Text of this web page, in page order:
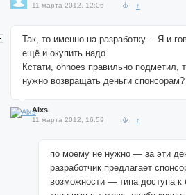
11 марта 2012, 12:06 ↑
Так, то именно на разработку… Я и
ещё и окупить надо.
Кстати, ohnoes правильно подметил,
нужно возвращать деньги спонсорам?
Alxs
11 марта 2012, 16:59 ↑
по моему не нужно — за эти
разработчик предлагает
возможности — типа доступа